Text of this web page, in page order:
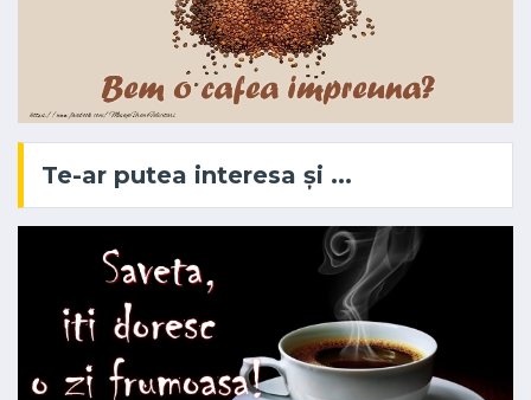
Te-ar putea interesa și ...